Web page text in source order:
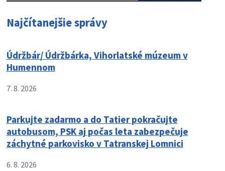
Najčítanejšie správy
Údržbár/ Údržbárka, Vihorlatské múzeum v
Humennom
7. 8. 2026
Parkujte zadarmo a do Tatier pokračujte
autobusom, PSK aj počas leta zabezpečuje
záchytné parkovisko v Tatranskej Lomnici
6. 8. 2026